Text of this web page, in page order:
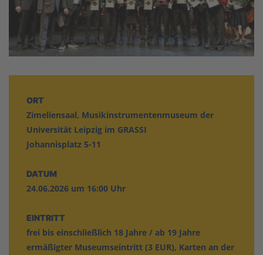
ORT
Zimeliensaal, Musikinstrumentenmuseum der
Universität Leipzig im GRASSI
Johannisplatz 5-11
DATUM
24.06.2026 um 16:00 Uhr
EINTRITT
frei bis einschließlich 18 Jahre / ab 19 Jahre
ermäßigter Museumseintritt (3 EUR), Karten an der